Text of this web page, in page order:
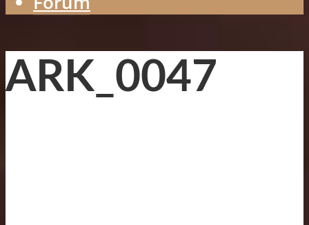
ARK_0047